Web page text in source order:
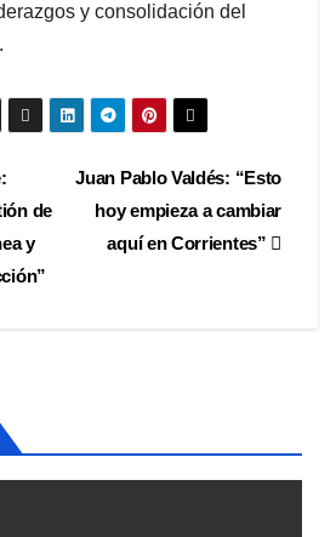
y consolidación del
Juan Pablo Valdés: “Esto
hoy empieza a cambiar
aquí en Corrientes”
de
y